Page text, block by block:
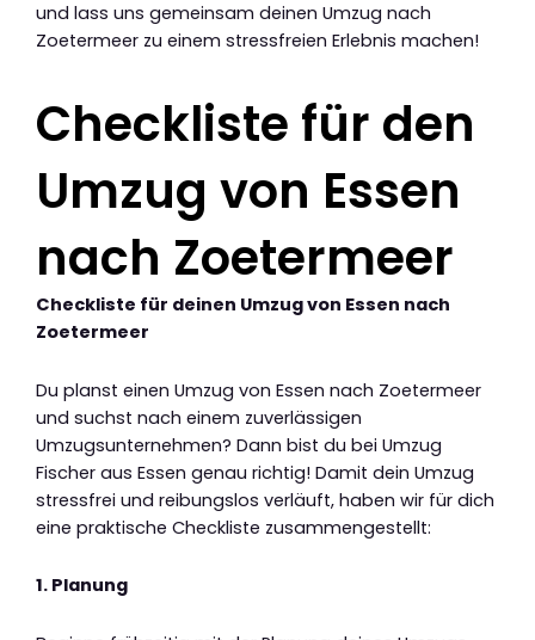
und lass uns gemeinsam deinen Umzug nach
Zoetermeer zu einem stressfreien Erlebnis machen!
Checkliste für den
Umzug von Essen
nach Zoetermeer
Checkliste für deinen Umzug von Essen nach
Zoetermeer
Du planst einen Umzug von Essen nach Zoetermeer
und suchst nach einem zuverlässigen
Umzugsunternehmen? Dann bist du bei Umzug
Fischer aus Essen genau richtig! Damit dein Umzug
stressfrei und reibungslos verläuft, haben wir für dich
eine praktische Checkliste zusammengestellt:
1. Planung